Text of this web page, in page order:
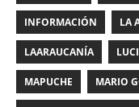
INFORMACIÓN LA
LAARAUCANÍA
MAPUCHE MARIO